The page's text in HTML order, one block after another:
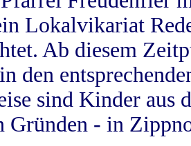
Lokalvikariat
Ab diesem
den
sind Kinder aus
Gründen - in